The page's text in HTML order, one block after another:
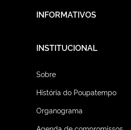
INFORMATIVOS
INSTITUCIONAL
Sobre
História do Poupatempo
Organograma